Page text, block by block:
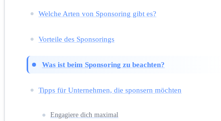
Welche Arten von Sponsoring gibt es?
Vorteile des Sponsorings
Was ist beim Sponsoring zu beachten?
Tipps für Unternehmen, die sponsern möchten
Engagiere dich maximal